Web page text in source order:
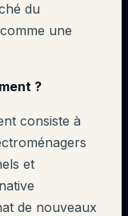
du
une
?
consiste à
et
de nouveaux